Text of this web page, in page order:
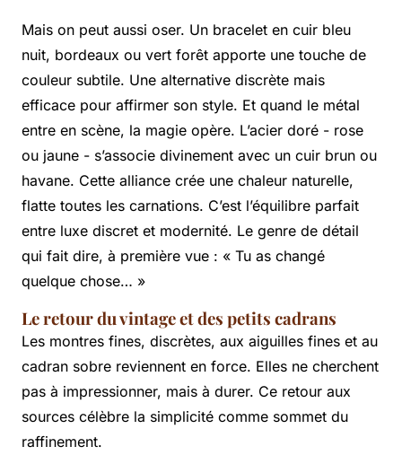
Mais on peut aussi oser. Un bracelet en cuir bleu
nuit, bordeaux ou vert forêt apporte une touche de
couleur subtile. Une alternative discrète mais
efficace pour affirmer son style. Et quand le métal
entre en scène, la magie opère. L’acier doré - rose
ou jaune - s’associe divinement avec un cuir brun ou
havane. Cette alliance crée une chaleur naturelle,
flatte toutes les carnations. C’est l’équilibre parfait
entre luxe discret et modernité. Le genre de détail
qui fait dire, à première vue : « Tu as changé
quelque chose… »
Le retour du vintage et des petits cadrans
Les montres fines, discrètes, aux aiguilles fines et au
cadran sobre reviennent en force. Elles ne cherchent
pas à impressionner, mais à durer. Ce retour aux
sources célèbre la simplicité comme sommet du
raffinement.